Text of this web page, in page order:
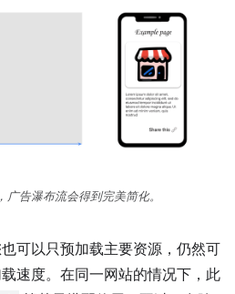
广告瀑布流会得到完美简化。
可以只预加载主要资源，仍然可
速度。在同一网站的情况下，此